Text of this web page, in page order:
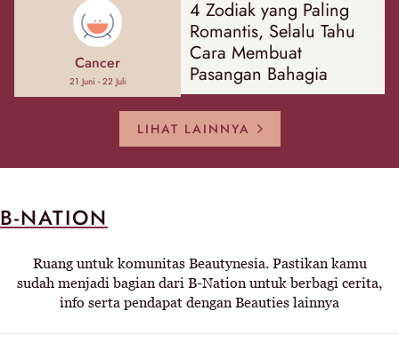
Cancer
21 Juni - 22 Juli
4 Zodiak yang Paling
Romantis, Selalu Tahu
Cara Membuat
Pasangan Bahagia
LIHAT LAINNYA
B-NATION
Ruang untuk komunitas Beautynesia. Pastikan kamu
sudah menjadi bagian dari B-Nation untuk berbagi cerita,
info serta pendapat dengan Beauties lainnya